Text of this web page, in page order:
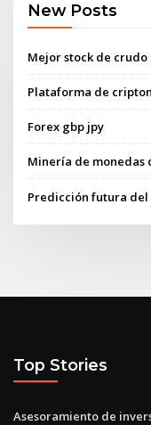
New Posts
Mejor stock de
Plataforma de
Forex gbp jpy
Minería de monedas
Predicción futura del
Top Stories
Asesoramiento de